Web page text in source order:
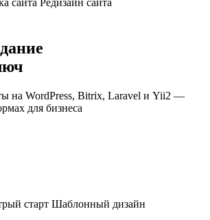
сайта Редизайн сайта
на WordPress, Bitrix, Laravel и Yii2 —
для бизнеса
старт Шаблонный дизайн